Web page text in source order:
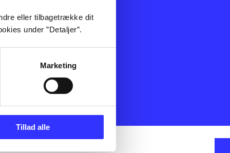
eller tilbagetrække dit
under ”Detaljer”.
Marketing
Tillad alle
Film
Musik